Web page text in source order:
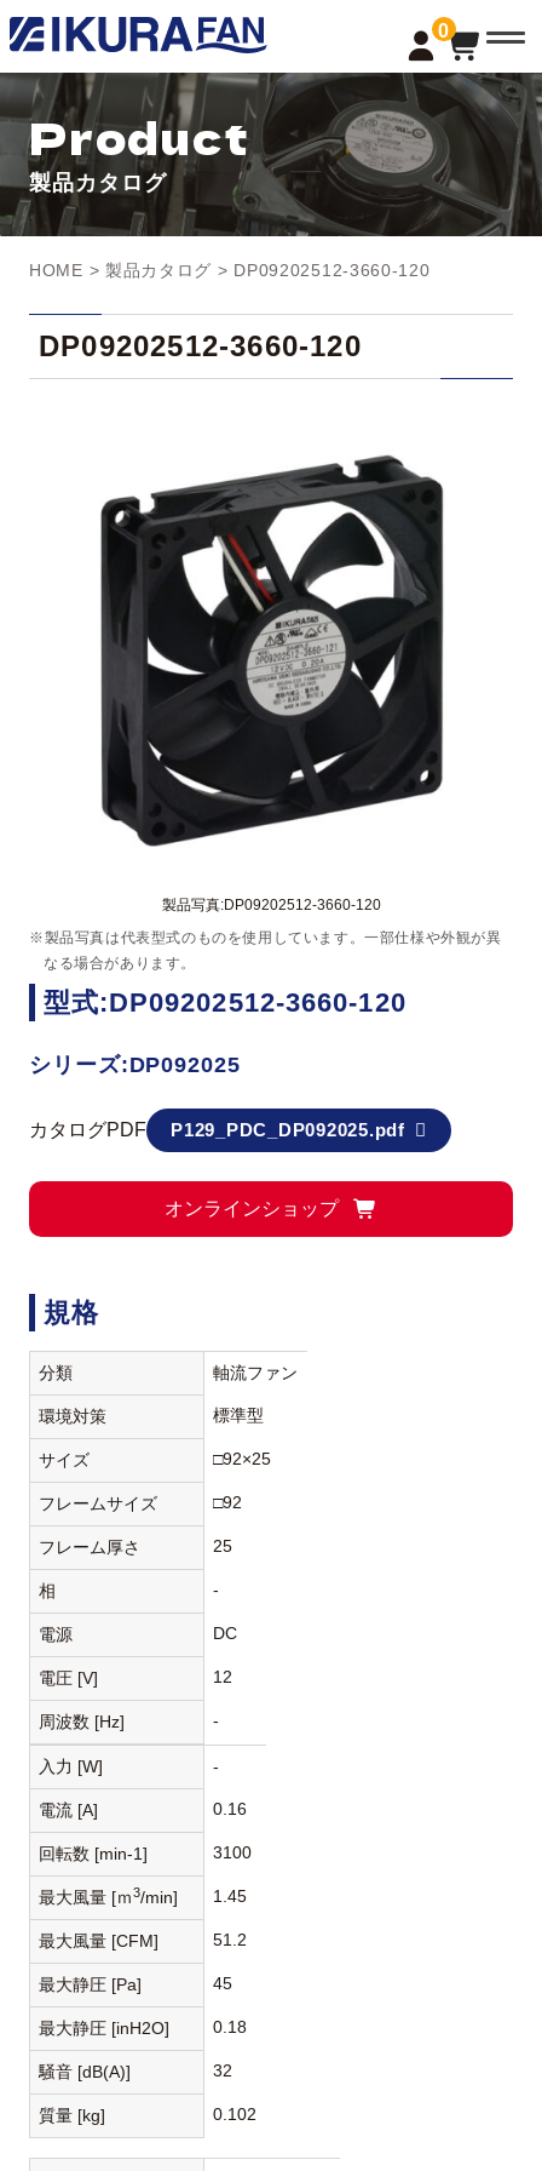
0
t
o
g
l
e
a
v
i
g
a
n
Product
製品カタログ
HOME > 製品カタログ > DP09202512-3660-120
DP09202512-3660-120
製品写真:DP09202512-3660-120
※製品写真は代表型式のものを使用しています。一部仕様や外観が異
なる場合があります。
型式:DP09202512-3660-120
シリーズ:DP092025
カタログPDF P129_PDC_DP092025.pdf
オンラインショップ
規格
分類 軸流ファン
環境対策 標準型
サイズ □92×25
フレームサイズ □92
フレーム厚さ 25
相 -
電源 DC
電圧 [V] 12
周波数 [Hz] -
入力 [W] -
電流 [A] 0.16
回転数 [min-1] 3100
最大風量 [ｍ3/min] 1.45
最大風量 [CFM] 51.2
最大静圧 [Pa] 45
最大静圧 [inH2O] 0.18
騒音 [dB(A)] 32
質量 [kg] 0.102